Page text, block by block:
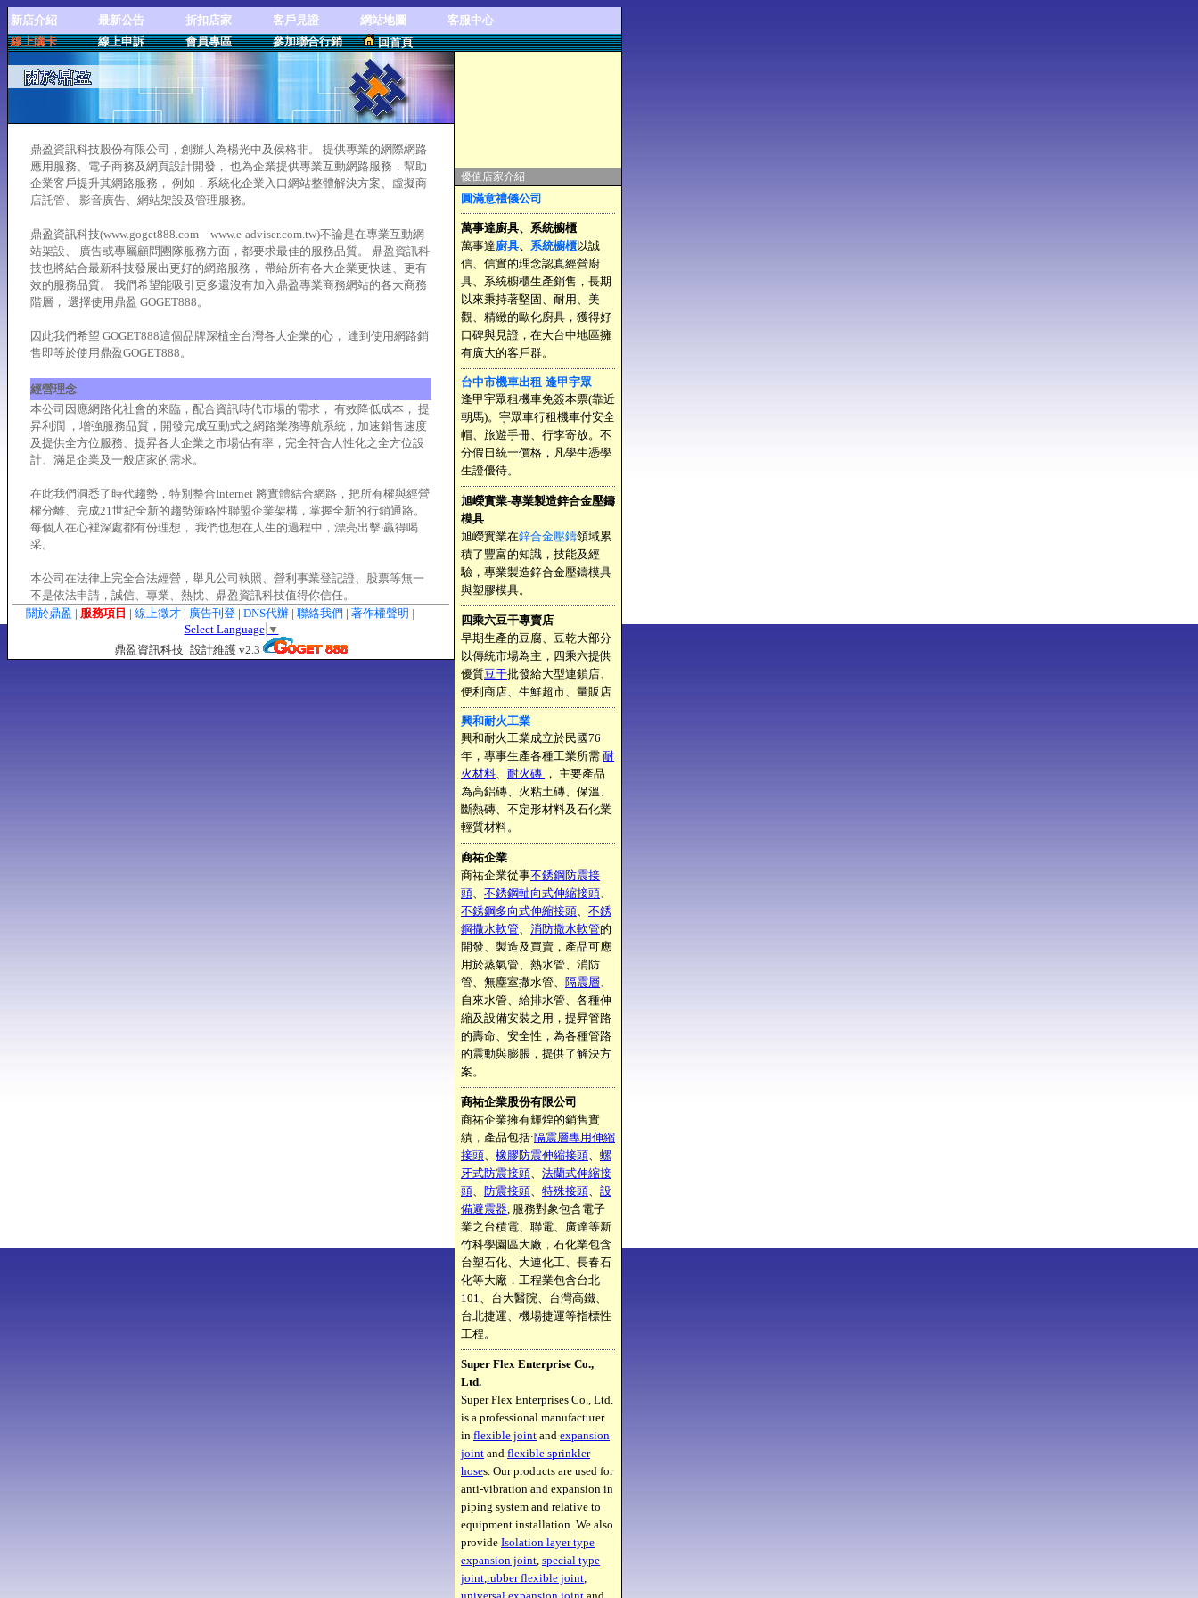
新店介紹 最新公告 折扣店家 客戶見證 網站地圖
客服中心
線上購卡
線上申訴 會員專區 參加聯合行銷 回首頁
鼎盈資訊科技股份有限公司，創辦人為楊光中及侯格非。 提供專業的網際網路
應用服務、電子商務及網頁設計開發， 也為企業提供專業互動網路服務，幫助
企業客戶提升其網路服務， 例如，系統化企業入口網站整體解決方案、虛擬商
店託管、 影音廣告、網站架設及管理服務。
鼎盈資訊科技(www.goget888.com www.e-adviser.com.tw)不論是在專業互動網
站架設、 廣告或專屬顧問團隊服務方面，都要求最佳的服務品質。 鼎盈資訊科
技也將結合最新科技發展出更好的網路服務， 帶給所有各大企業更快速、更有
效的服務品質。 我們希望能吸引更多還沒有加入鼎盈專業商務網站的各大商務
階層， 選擇使用鼎盈 GOGET888。
因此我們希望 GOGET888這個品牌深植全台灣各大企業的心， 達到使用網路銷
售即等於使用鼎盈GOGET888。
經營理念
本公司因應網路化社會的來臨，配合資訊時代市場的需求， 有效降低成本， 提
昇利潤 ，增強服務品質，開發完成互動式之網路業務導航系統，加速銷售速度
及提供全方位服務、提昇各大企業之市場佔有率，完全符合人性化之全方位設
計、滿足企業及一般店家的需求。
在此我們洞悉了時代趨勢，特別整合Internet 將實體結合網路，把所有權與經營
權分離、完成21世紀全新的趨勢策略性聯盟企業架構，掌握全新的行銷通路。
每個人在心裡深處都有份理想， 我們也想在人生的過程中，漂亮出擊‧贏得喝
采。
本公司在法律上完全合法經營，舉凡公司執照、營利事業登記證、股票等無一
不是依法申請，誠信、專業、熱忱、鼎盈資訊科技值得你信任。
關於鼎盈 | 服務項目 | 線上徵才 | 廣告刊登 | DNS代辦 | 聯絡我們 | 著作權聲明 |
Select Language ▼
鼎盈資訊科技_設計維護 v2.3
優值店家介紹
圓滿意禮儀公司
萬事達廚具、系統櫥櫃
萬事達廚具、 系統櫥櫃以誠
信、信實的理念認真經營廚
具、系統櫥櫃生產銷售，長期
以來秉持著堅固、耐用、美
觀、精緻的歐化廚具，獲得好
口碑與見證，在大台中地區擁
有廣大的客戶群。
台中市機車出租-逢甲宇眾
逢甲宇眾租機車免簽本票(靠近
朝馬)。宇眾車行租機車付安全
帽、旅遊手冊、行李寄放。不
分假日統一價格，凡學生憑學
生證優待。
旭嶸實業-專業製造鋅合金壓鑄
模具
旭嶸實業在鋅合金壓鑄領域累
積了豐富的知識，技能及經
驗，專業製造鋅合金壓鑄模具
與塑膠模具。
四乘六豆干專賣店
早期生產的豆腐、豆乾大部分
以傳統市場為主，四乘六提供
優質豆干批發給大型連鎖店、
便利商店、生鮮超市、量販店
興和耐火工業
興和耐火工業成立於民國76
年，專事生產各種工業所需 耐
火材料、 耐火磚 ， 主要產品
為高鋁磚、火粘土磚、保溫、
斷熱磚、不定形材料及石化業
輕質材料。
商祐企業
商祐企業從事不銹鋼防震接
頭、 不銹鋼軸向式伸縮接頭、
不銹鋼多向式伸縮接頭、 不銹
鋼撒水軟管、 消防撒水軟管的
開發、製造及買賣，產品可應
用於蒸氣管、熱水管、消防
管、無塵室撒水管、 隔震層、
自來水管、給排水管、各種伸
縮及設備安裝之用，提昇管路
的壽命、安全性，為各種管路
的震動與膨脹，提供了解決方
案。
商祐企業股份有限公司
商祐企業擁有輝煌的銷售實
績，產品包括:隔震層專用伸縮
接頭、 橡膠防震伸縮接頭、 螺
牙式防震接頭、 法蘭式伸縮接
頭、 防震接頭、 特殊接頭、 設
備避震器, 服務對象包含電子
業之台積電、聯電、廣達等新
竹科學園區大廠，石化業包含
台塑石化、大連化工、長春石
化等大廠，工程業包含台北
101、台大醫院、台灣高鐵、
台北捷運、機場捷運等指標性
工程。
Super Flex Enterprise Co.,
Ltd.
Super Flex Enterprises Co., Ltd.
is a professional manufacturer
in flexible joint and expansion
joint and flexible sprinkler
hoses. Our products are used for
anti-vibration and expansion in
piping system and relative to
equipment installation. We also
provide Isolation layer type
expansion joint, special type
joint,rubber flexible joint,